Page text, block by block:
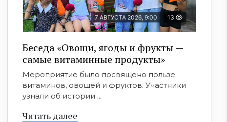
7 АВГУСТА 2026, 9:00 13
Беседа «Овощи, ягоды и фрукты —
самые витаминные продукты»
Мероприятие было посвящено пользе
витаминов, овощей и фруктов. Участники
узнали об истории ...
Читать далее